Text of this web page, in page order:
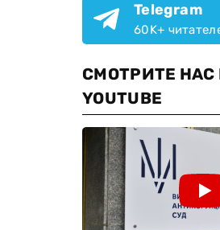
Telegram
60K+
СМОТРИТЕ НАС
YOUTUBE